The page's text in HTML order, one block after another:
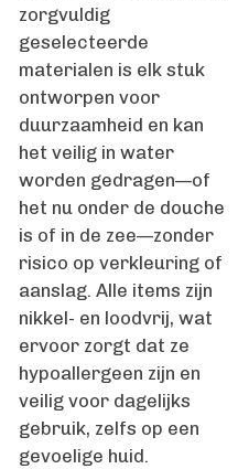
zorgvuldig
geselecteerde
materialen is elk stuk
ontworpen voor
duurzaamheid en kan
het veilig in water
worden gedragen—of
het nu onder de douche
is of in de zee—zonder
risico op verkleuring of
aanslag. Alle items zijn
nikkel- en loodvrij, wat
ervoor zorgt dat ze
hypoallergeen zijn en
veilig voor dagelijks
gebruik, zelfs op een
gevoelige huid.